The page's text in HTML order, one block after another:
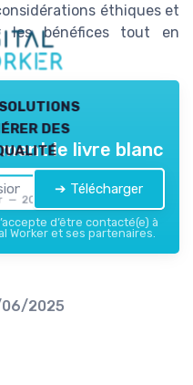
éthiques et
les bénéfices tout en
des
— 2026
le livre blanc
➔ Télécharger
d’être contacté(e) à
Worker et ses partenaires.
2025